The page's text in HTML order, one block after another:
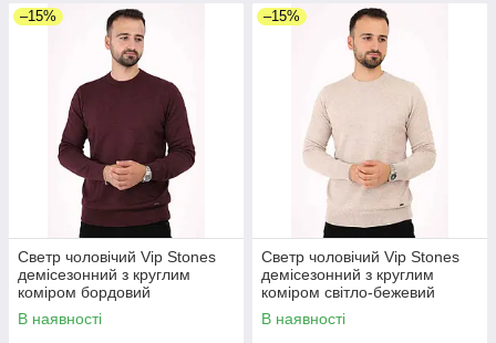
–15%
Светр чоловічий Vip Stones
демісезонний з круглим
коміром бордовий
В наявності
–15%
Светр чоловічий Vip Stones
демісезонний з круглим
коміром світло-бежевий
В наявності